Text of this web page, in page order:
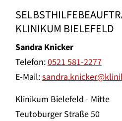
KLINIKUM BIELEFELD
Sandra Knicker
Telefon:0521 581-2277
E-Mail:
Klinikum Bielefeld - Mitte
Teutoburger Straße 50